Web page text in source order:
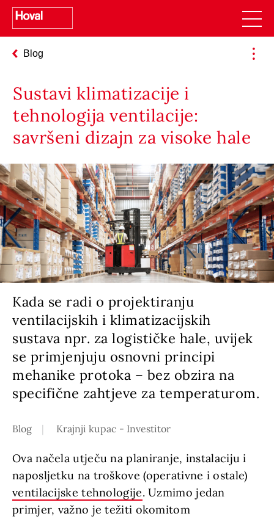
Blog
Sustavi klimatizacije i
tehnologija ventilacije:
savršeni dizajn za visoke hale
Kada se radi o projektiranju
ventilacijskih i klimatizacijskih
sustava npr. za logističke hale, uvijek
se primjenjuju osnovni principi
mehanike protoka – bez obzira na
specifične zahtjeve za temperaturom.
Blog Krajnji kupac - Investitor
Ova načela utječu na planiranje, instalaciju i
naposljetku na troškove (operativne i ostale)
ventilacijske tehnologije. Uzmimo jedan
primjer, važno je težiti okomitom